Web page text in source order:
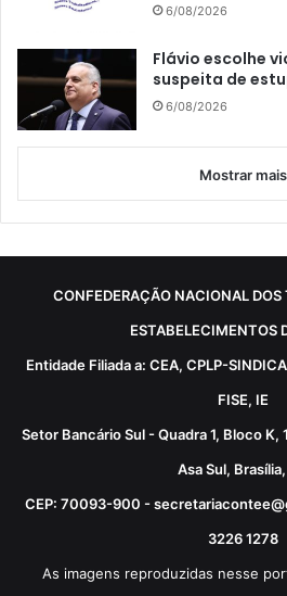
6/08/2026
Flávio escolhe
suspeita de
6/08/2026
Mostrar mais
CONFEDERAÇÃO NACIONAL DOS
ESTABELECIMENTOS
Entidade Filiada a: CEA, CPLP-
FISE, IE
Setor Bancário Sul - Quadra 1, Bloco K,
Asa Sul, Brasília,
CEP: 70093-900 -
3226 1278
As imagens reproduzidas nesse